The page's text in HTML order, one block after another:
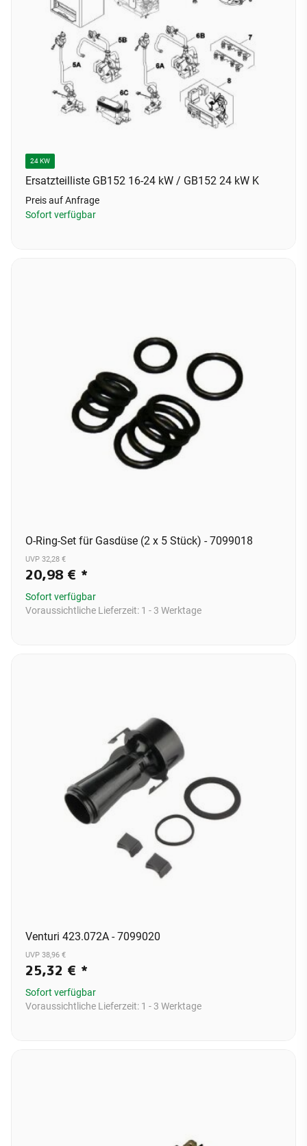
24 KW
Ersatzteilliste GB152 16-24 kW / GB152 24 kW K
Preis auf Anfrage
Sofort verfügbar
O-Ring-Set für Gasdüse (2 x 5 Stück) - 7099018
UVP 32,28 €
20,98 € *
Sofort verfügbar
Voraussichtliche Lieferzeit: 1 - 3 Werktage
Venturi 423.072A - 7099020
UVP 38,96 €
25,32 € *
Sofort verfügbar
Voraussichtliche Lieferzeit: 1 - 3 Werktage